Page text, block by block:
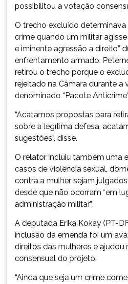
possibilitou a votação
O trecho excluído determinava
crime quando um militar agisse
e iminente agressão a direito”
enfrentamento armado.
retirou o trecho porque o
rejeitado na Câmara durante a
denominado “Pacote
“Acatamos propostas para
sobre a legítima defesa,
sugestões”, disse.
O relator incluiu também uma
casos de violência sexual,
contra a mulher sejam
desde que não ocorram “em
administração militar”.
A deputada Erika Kokay (PT-
inclusão da emenda foi um
direitos das mulheres e ajudou
consensual do projeto.
“Ainda que seja um crime